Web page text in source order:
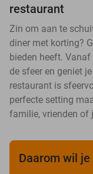
restaurant
Zin om aan te
diner met korting?
bieden heeft.
de sfeer en geniet
restaurant is
perfecte setting
familie, vrienden of
Daarom wil